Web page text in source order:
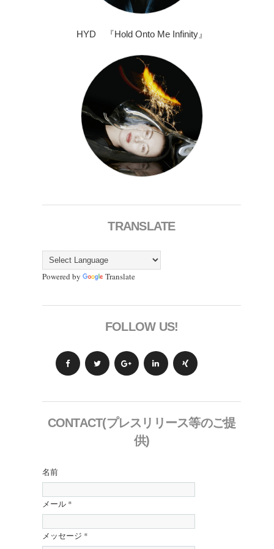
HYD 『Hold Onto Me Infinity』
TRANSLATE
Powered by Translate
FOLLOW US!
CONTACT(プレスリリース等のご提
供)
名前
メール *
メッセージ *